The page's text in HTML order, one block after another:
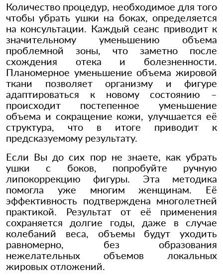
Количество процедур, необходимое для того
чтобы убрать ушки на боках, определяется
на консультации. Каждый сеанс приводит к
значительному уменьшению объема
проблемной зоны, что заметно после
схождения отека и болезненности.
Планомерное уменьшение объема жировой
ткани позволяет организму и фигуре
адаптироваться к новому состоянию –
происходит постепенное уменьшение
объема и сокращение кожи, улучшается её
структура, что в итоге приводит к
предсказуемому результату.
Если Вы до сих пор не знаете, как убрать
ушки с боков, попробуйте ручную
липокоррекцию фигуры. Эта методика
помогла уже многим женщинам. Её
эффективность подтверждена многолетней
практикой. Результат от её применения
сохраняется долгие годы, даже в случае
колебаний веса, объемы будут уходить
равномерно, без образования
нежелательных объемов локальных
жировых отложений.